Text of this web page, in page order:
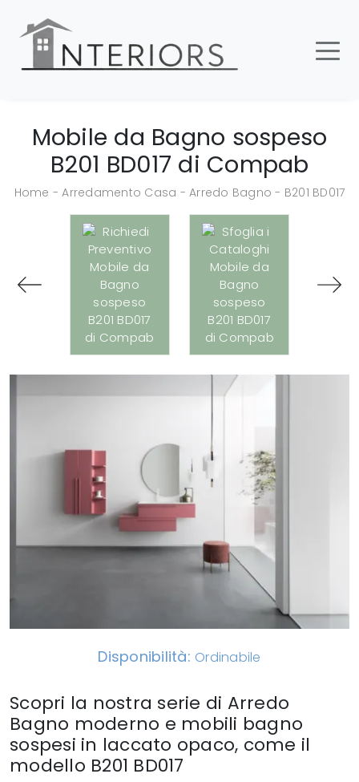
Mobile da Bagno sospeso
B201 BD017 di Compab
Home -Arredamento Casa -Arredo Bagno - B201 BD017
Disponibilità: Ordinabile
Scopri la nostra serie di Arredo
Bagno moderno e mobili bagno
sospesi in laccato opaco, come il
modello B201 BD017